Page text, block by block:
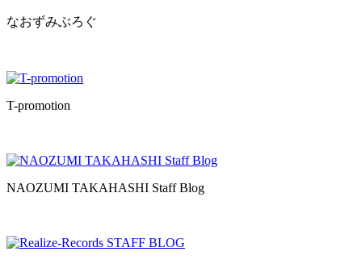
なおずみぶろぐ
T-promotion
NAOZUMI TAKAHASHI Staff Blog